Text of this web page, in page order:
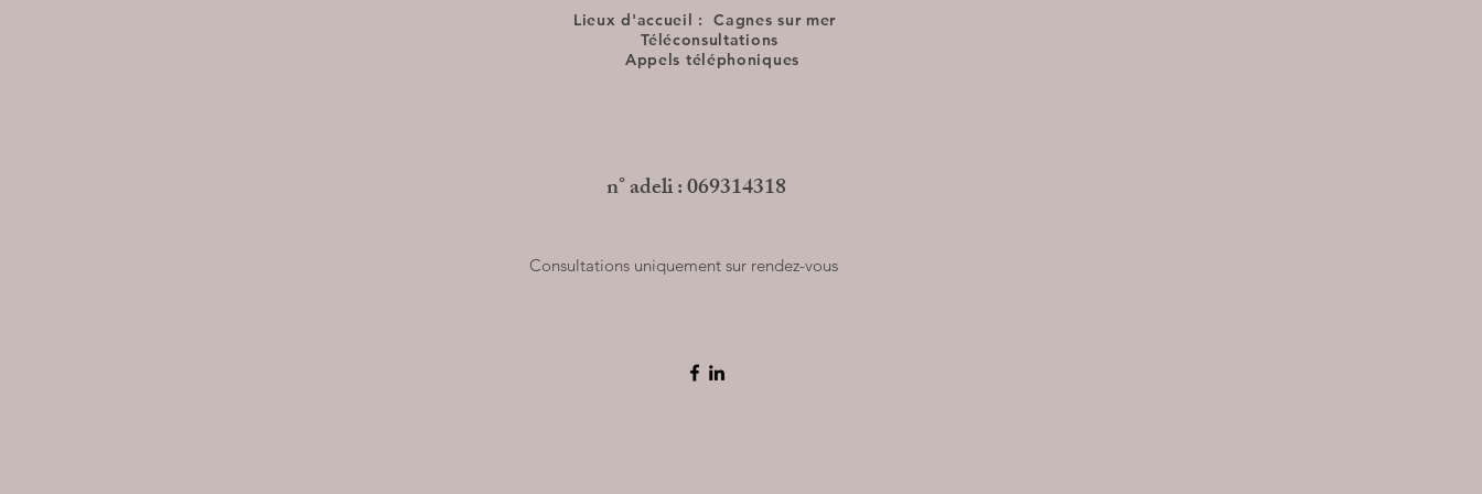
Lieux d'accueil :Cagnes sur mer
Téléconsultations
Appels téléphoniques
n° adeli : 069314318
Consultations uniquement sur rendez-vous